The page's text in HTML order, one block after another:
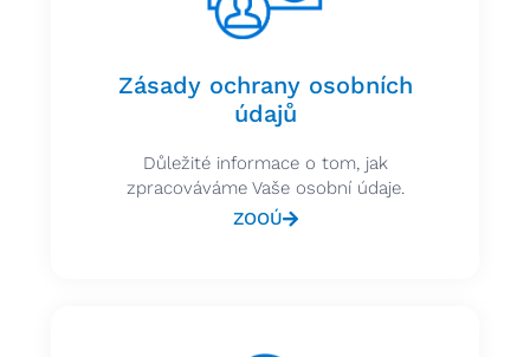
Zásady ochrany osobních
údajů
Důležité informace o tom, jak
zpracováváme Vaše osobní údaje.
ZOOÚ